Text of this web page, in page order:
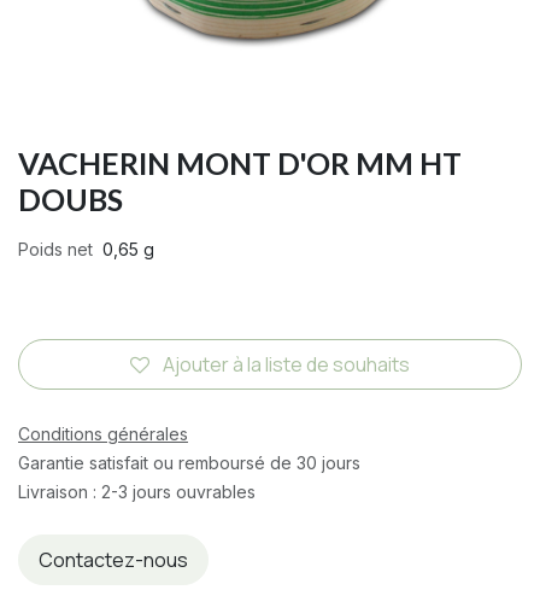
VACHERIN MONT D'OR MM HT
DOUBS
Poids net 0,65 g
Ajouter à la liste de souhaits
Conditions générales
Garantie satisfait ou remboursé de 30 jours
Livraison : 2-3 jours ouvrables
Contactez-nous